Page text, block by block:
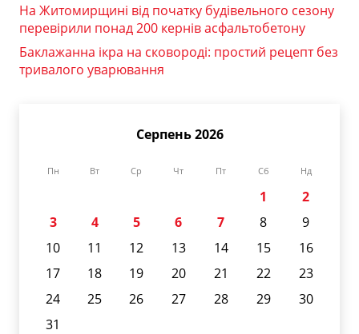
На Житомирщині від початку будівельного сезону
перевірили понад 200 кернів асфальтобетону
Баклажанна ікра на сковороді: простий рецепт без
тривалого уварювання
Серпень 2026
Пн Вт Ср Чт Пт Сб Нд
1
2
3
4 5 6 7 8
9
10
11 12 13 14 15
16
17
18 19 20 21 22
23
24
25 26 27 28 29
30
31